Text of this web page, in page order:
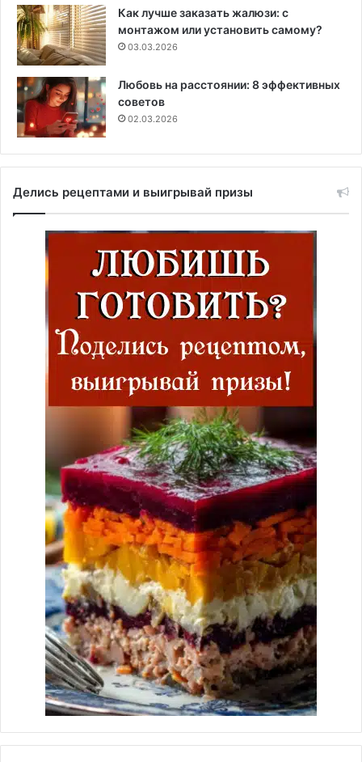
Как лучше заказать жалюзи: с
монтажом или установить самому?
03.03.2026
Любовь на расстоянии: 8 эффективных
советов
02.03.2026
Делись рецептами и выигрывай призы